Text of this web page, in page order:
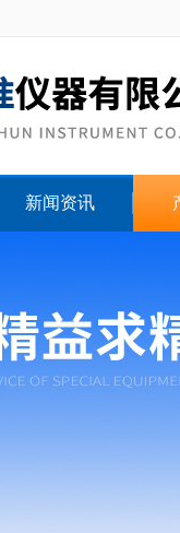
新闻资讯